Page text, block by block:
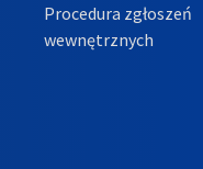
Procedura zgłoszeń
wewnętrznych